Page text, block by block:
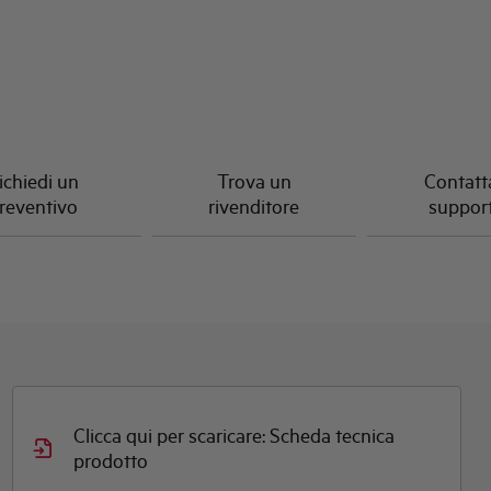
un
Trova un
rivenditore
Clicca qui per scaricare: Scheda tecnica
prodotto